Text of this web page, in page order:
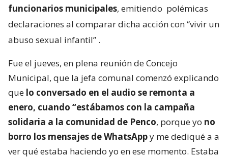
funcionarios municipales, emitiendo polémicas
declaraciones al comparar dicha acción con “vivir un
abuso sexual infantil” .
Fue el jueves, en plena reunión de Concejo
Municipal, que la jefa comunal comenzó explicando
que lo conversado en el audio se remonta a
enero, cuando “estábamos con la campaña
solidaria a la comunidad de Penco, porque yo no
borro los mensajes de WhatsAppy me dediqué a a
ver qué estaba haciendo yo en ese momento. Estaba